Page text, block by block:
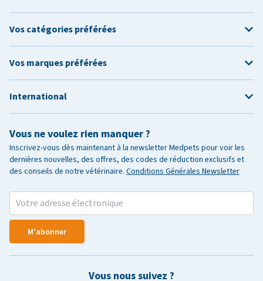
Vous ne voulez rien manquer ?
Inscrivez-vous dès maintenant à la newsletter Medpets pour voir les
dernières nouvelles, des offres, des codes de réduction exclusifs et
des conseils de notre vétérinaire. Conditions Générales Newsletter
M'abonner
Vous nous suivez ?
Vos catégories préférées
Vos marques préférées
International